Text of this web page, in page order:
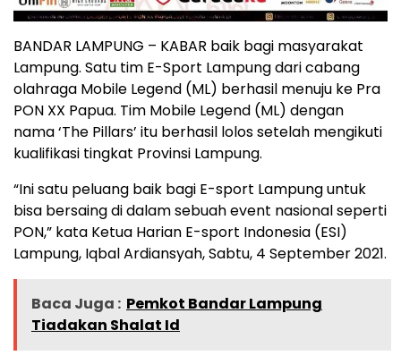
BANDAR LAMPUNG – KABAR baik bagi masyarakat
Lampung. Satu tim E-Sport Lampung dari cabang
olahraga Mobile Legend (ML) berhasil menuju ke Pra
PON XX Papua. Tim Mobile Legend (ML) dengan
nama ‘The Pillars’ itu berhasil lolos setelah mengikuti
kualifikasi tingkat Provinsi Lampung.
“Ini satu peluang baik bagi E-sport Lampung untuk
bisa bersaing di dalam sebuah event nasional seperti
PON,” kata Ketua Harian E-sport Indonesia (ESI)
Lampung, Iqbal Ardiansyah, Sabtu, 4 September 2021.
Baca Juga : Pemkot Bandar Lampung
Tiadakan Shalat Id